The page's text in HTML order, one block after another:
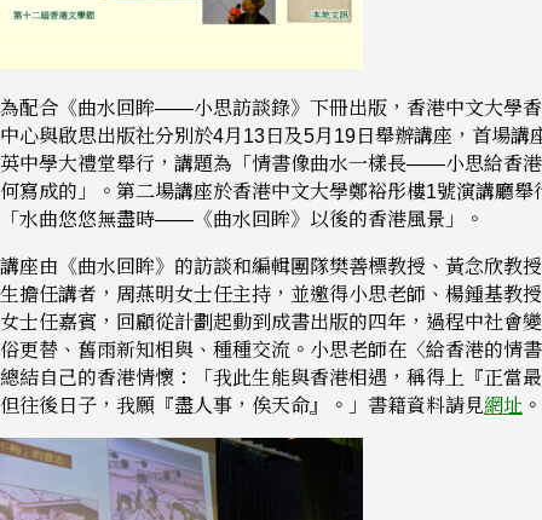
為配合《曲水回眸——小思訪談錄》下冊出版，香港中文大學
中心與啟思出版社分別於4月13日及5月19日舉辦講座，首場講
英中學大禮堂舉行，講題為「情書像曲水一樣長——小思給香
何寫成的」。第二場講座於香港中文大學鄭裕彤樓1號演講廳舉
「水曲悠悠無盡時——《曲水回眸》以後的香港風景」。
講座由《曲水回眸》的訪談和編輯團隊樊善標教授、黃念欣教
生擔任講者，周燕明女士任主持，並邀得小思老師、楊鍾基教
女士任嘉賓，回顧從計劃起動到成書出版的四年，過程中社會
俗更替、舊雨新知相與、種種交流。小思老師在〈給香港的情
總結自己的香港情懷：「我此生能與香港相遇，稱得上『正當
但往後日子，我願『盡人事，俟天命』。」書籍資料請見網址 。